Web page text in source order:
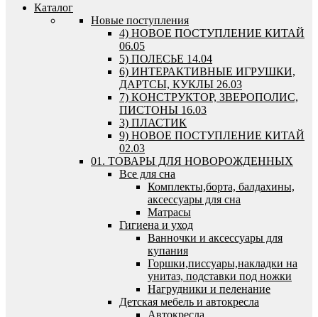
Каталог
Новые поступления
4) НОВОЕ ПОСТУПЛЕНИЕ КИТАЙ
06.05
5) ПОЛЕСЬЕ 14.04
6) ИНТЕРАКТИВНЫЕ ИГРУШКИ,
ДАРТСЫ, КУКЛЫ 26.03
7) КОНСТРУКТОР, ЗВЕРОПОЛИС,
ПИСТОНЫ 16.03
3) ПЛАСТИК
9) НОВОЕ ПОСТУПЛЕНИЕ КИТАЙ
02.03
01. ТОВАРЫ ДЛЯ НОВОРОЖДЕННЫХ
Все для сна
Комплекты,борта, балдахины,
аксессуары для сна
Матрасы
Гигиена и уход
Ванночки и аксессуары для
купания
Горшки,писсуары,накладки на
унитаз, подставки под ножки
Нагрудники и пеленание
Детская мебель и автокресла
Автокресла